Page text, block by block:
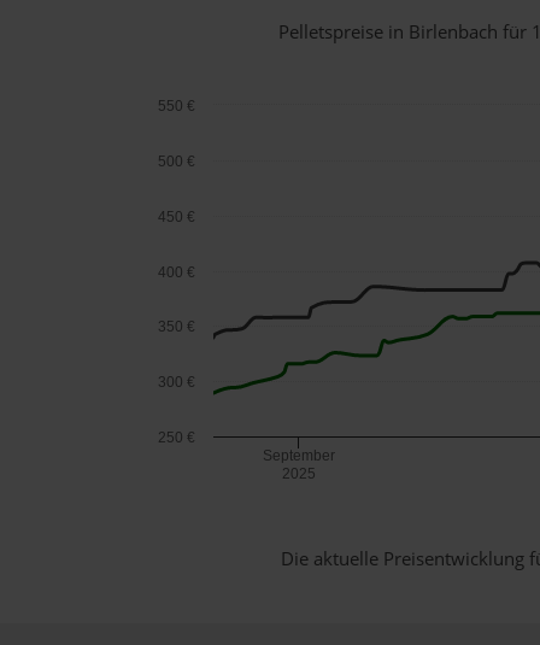
Pelletspreise in Birlenbach für
September
2025
250 €
300 €
350 €
400 €
450 €
500 €
550 €
Die aktuelle Preisentwicklung